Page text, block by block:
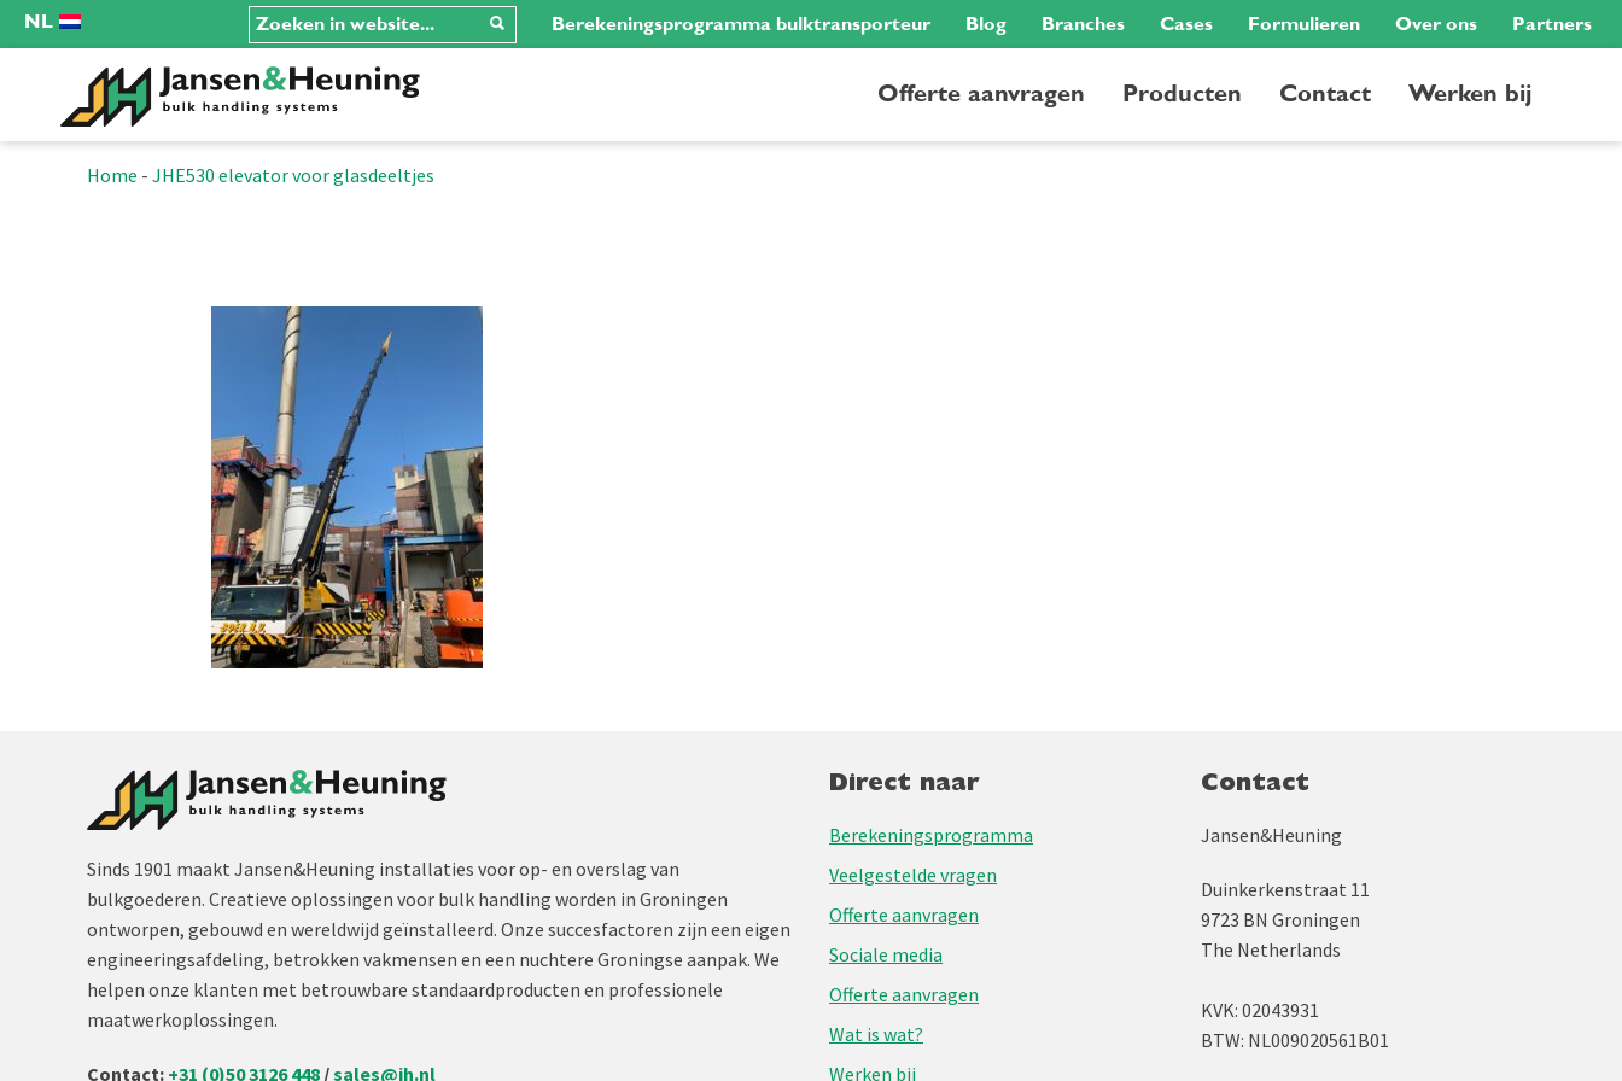
NL Berekeningsprogramma bulktransporteur Blog Branches Cases Formulieren Over ons Partners
Offerte aanvragen Producten Contact Werken bij
Home - JHE530 elevator voor glasdeeltjes
Sinds 1901 maakt Jansen&Heuning installaties voor op- en overslag van
bulkgoederen. Creatieve oplossingen voor bulk handling worden in Groningen
ontworpen, gebouwd en wereldwijd geïnstalleerd. Onze succesfactoren zijn een eigen
engineeringsafdeling, betrokken vakmensen en een nuchtere Groningse aanpak. We
helpen onze klanten met betrouwbare standaardproducten en professionele
maatwerkoplossingen.
Contact: +31 (0)50 3126 448 /sales@jh.nl
Direct naar
Berekeningsprogramma
Veelgestelde vragen
Offerte aanvragen
Sociale media
Offerte aanvragen
Wat is wat?
Werken bij
Contact
Jansen&Heuning
Duinkerkenstraat 11
9723 BN Groningen
The Netherlands
KVK: 02043931
BTW: NL009020561B01